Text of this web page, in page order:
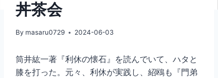
丼茶会
By masaru0729 2024-06-03
筒井紘一著『利休の懐石』を読んでいて、ハタと
膝を打った。元々、利休が実践し、紹鴎も『門弟